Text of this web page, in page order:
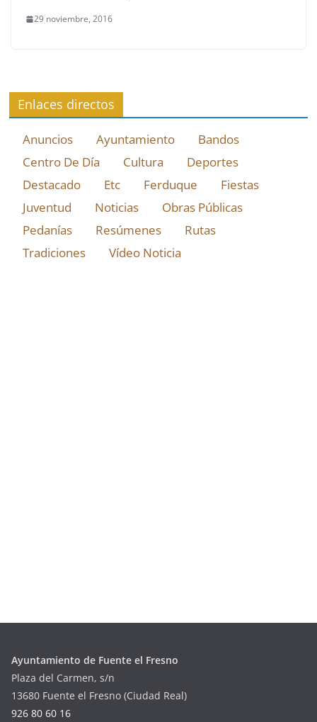
29 noviembre, 2016
Enlaces directos
Anuncios Ayuntamiento
Bandos
Centro De Día
Cultura
Deportes
Destacado
Etc Ferduque
Fiestas
Juventud
Noticias
Obras Públicas
Pedanías
Resúmenes
Rutas
Tradiciones
Vídeo Noticia
Ayuntamiento de Fuente el Fresno
Plaza del Carmen, s/n
13680 Fuente el Fresno (Ciudad Real)
926 80 60 16